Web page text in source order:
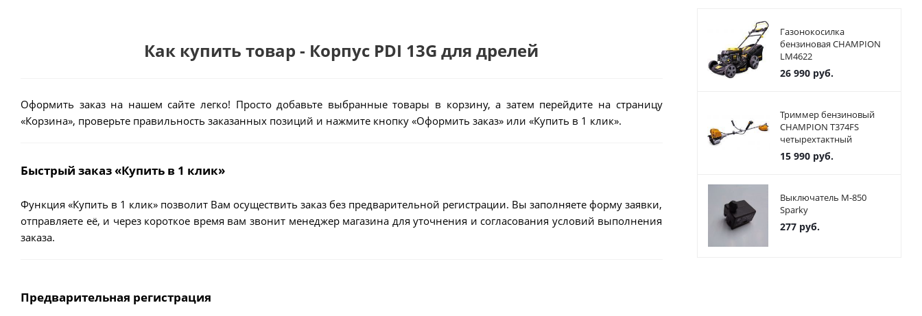
Как купить товар - Корпус РDI 13G для дрелей
Оформить заказ на нашем сайте легко! Просто добавьте выбранные товары в корзину, а затем перейдите на страницу
«Корзина», проверьте правильность заказанных позиций и нажмите кнопку «Оформить заказ» или «Купить в 1 клик».
Быстрый заказ «Купить в 1 клик»
Функция «Купить в 1 клик» позволит Вам осуществить заказ без предварительной регистрации. Вы заполняете форму заявки,
отправляете её, и через короткое время вам звонит менеджер магазина для уточнения и согласования условий выполнения
заказа.
Предварительная регистрация
Газонокосилка
бензиновая CHAMPION
LM4622
26 990руб.
Триммер бензиновый
CHAMPION T374FS
четырехтактный
15 990руб.
Выключатель М-850
Sparky
277руб.